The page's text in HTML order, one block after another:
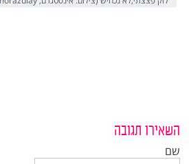
השאירו תגובה
שם